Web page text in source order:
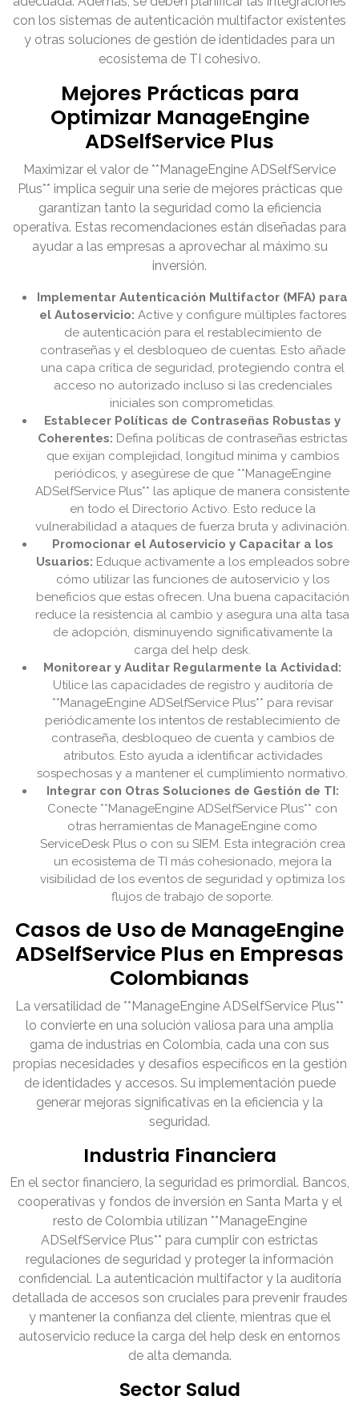
con los sistemas de autenticación multifactor existentes
y otras soluciones de gestión de identidades para un
ecosistema de TI cohesivo.
Mejores Prácticas para
Optimizar ManageEngine
ADSelfService Plus
Maximizar el valor de **ManageEngine ADSelfService
Plus** implica seguir una serie de mejores prácticas que
garantizan tanto la seguridad como la eficiencia
operativa. Estas recomendaciones están diseñadas para
ayudar a las empresas a aprovechar al máximo su
inversión.
Implementar Autenticación Multifactor (MFA) para
el Autoservicio: Active y configure múltiples factores
de autenticación para el restablecimiento de
contraseñas y el desbloqueo de cuentas. Esto añade
una capa crítica de seguridad, protegiendo contra el
acceso no autorizado incluso si las credenciales
iniciales son comprometidas.
Establecer Políticas de Contraseñas Robustas y
Coherentes: Defina políticas de contraseñas estrictas
que exijan complejidad, longitud mínima y cambios
periódicos, y asegúrese de que **ManageEngine
ADSelfService Plus** las aplique de manera consistente
en todo el Directorio Activo. Esto reduce la
vulnerabilidad a ataques de fuerza bruta y adivinación.
Promocionar el Autoservicio y Capacitar a los
Usuarios: Eduque activamente a los empleados sobre
cómo utilizar las funciones de autoservicio y los
beneficios que estas ofrecen. Una buena capacitación
reduce la resistencia al cambio y asegura una alta tasa
de adopción, disminuyendo significativamente la
carga del help desk.
Monitorear y Auditar Regularmente la Actividad:
Utilice las capacidades de registro y auditoría de
**ManageEngine ADSelfService Plus** para revisar
periódicamente los intentos de restablecimiento de
contraseña, desbloqueo de cuenta y cambios de
atributos. Esto ayuda a identificar actividades
sospechosas y a mantener el cumplimiento normativo.
Integrar con Otras Soluciones de Gestión de TI:
Conecte **ManageEngine ADSelfService Plus** con
otras herramientas de ManageEngine como
ServiceDesk Plus o con su SIEM. Esta integración crea
un ecosistema de TI más cohesionado, mejora la
visibilidad de los eventos de seguridad y optimiza los
flujos de trabajo de soporte.
Casos de Uso de ManageEngine
ADSelfService Plus en Empresas
Colombianas
La versatilidad de **ManageEngine ADSelfService Plus**
lo convierte en una solución valiosa para una amplia
gama de industrias en Colombia, cada una con sus
propias necesidades y desafíos específicos en la gestión
de identidades y accesos. Su implementación puede
generar mejoras significativas en la eficiencia y la
seguridad.
Industria Financiera
En el sector financiero, la seguridad es primordial. Bancos,
cooperativas y fondos de inversión en Santa Marta y el
resto de Colombia utilizan **ManageEngine
ADSelfService Plus** para cumplir con estrictas
regulaciones de seguridad y proteger la información
confidencial. La autenticación multifactor y la auditoría
detallada de accesos son cruciales para prevenir fraudes
y mantener la confianza del cliente, mientras que el
autoservicio reduce la carga del help desk en entornos
de alta demanda.
Sector Salud